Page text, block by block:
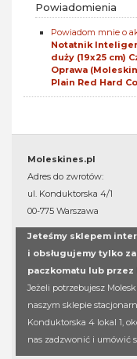
Powiadomienia
Powiadom mnie o
Notatnik
duży (19x25 cm)
Oprawa
Plain Red Hard
Moleskines.pl
Adres do zwrotów:
ul. Konduktorska 4/1
00-775 Warszawa
Jeteśmy sklepem
i obsługujemy tylko
paczkomatu lub przez
Jeżeli potrzebujesz
naszym sklepie
Konduktorska 4 lokal 1,
nas zadzwonić i umówić